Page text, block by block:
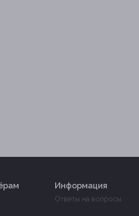
Информация
Ответы на вопросы